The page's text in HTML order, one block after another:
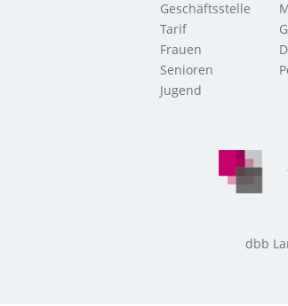
Geschäftsstelle
Tarif
Frauen
Senioren
Jugend
dbb